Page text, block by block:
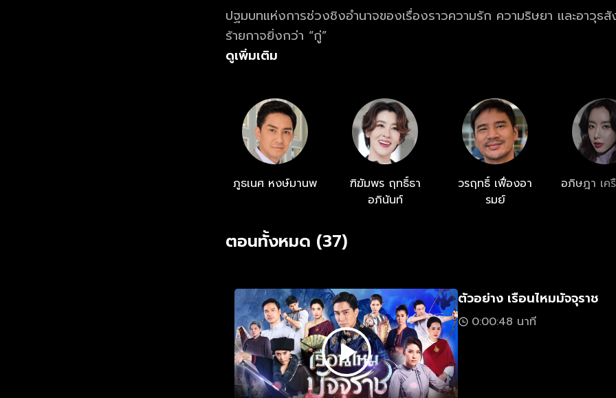
ปฐมบทแห่งการช่วงชิงอำนาจของเรื่องราวความรัก ความริษยา และอาวุธ
ร้ายกาจยิ่งกว่า “กู่”
ดูเพิ่มเติม
ภูธเนศ หงษ์มานพ
ฑิฆัมพร ฤทธิ์ธา
อภินันท์
วรฤทธิ์ เฟื่องอา
รมย์
อภิษฎา เค
ตอนทั้งหมด (37)
ตัวอย่าง เรือนไหมมัจจุราช
0:00:48 นาที